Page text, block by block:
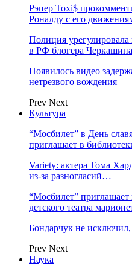
Рэпер Toxi$
Роналду с его
Полиция
в РФ блогера Черкашина
Появилось видео
нетрезвого вождения
Prev Next
Культура
“Мосбилет” в День
приглашает в
Variety: актера Тома
из-за разногласий…
“Мосбилет” приглашает
детского театра
Бондарчук не
Prev Next
Наука